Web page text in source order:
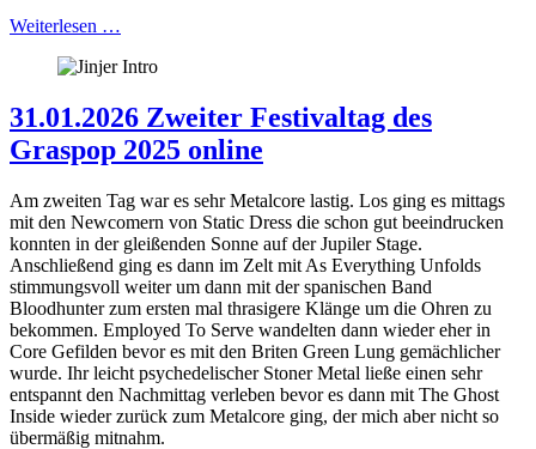
Weiterlesen …
31.01.2026 Zweiter Festivaltag des
Graspop 2025 online
Am zweiten Tag war es sehr Metalcore lastig. Los ging es mittags
mit den Newcomern von Static Dress die schon gut beeindrucken
konnten in der gleißenden Sonne auf der Jupiler Stage.
Anschließend ging es dann im Zelt mit As Everything Unfolds
stimmungsvoll weiter um dann mit der spanischen Band
Bloodhunter zum ersten mal thrasigere Klänge um die Ohren zu
bekommen. Employed To Serve wandelten dann wieder eher in
Core Gefilden bevor es mit den Briten Green Lung gemächlicher
wurde. Ihr leicht psychedelischer Stoner Metal ließe einen sehr
entspannt den Nachmittag verleben bevor es dann mit The Ghost
Inside wieder zurück zum Metalcore ging, der mich aber nicht so
übermäßig mitnahm.